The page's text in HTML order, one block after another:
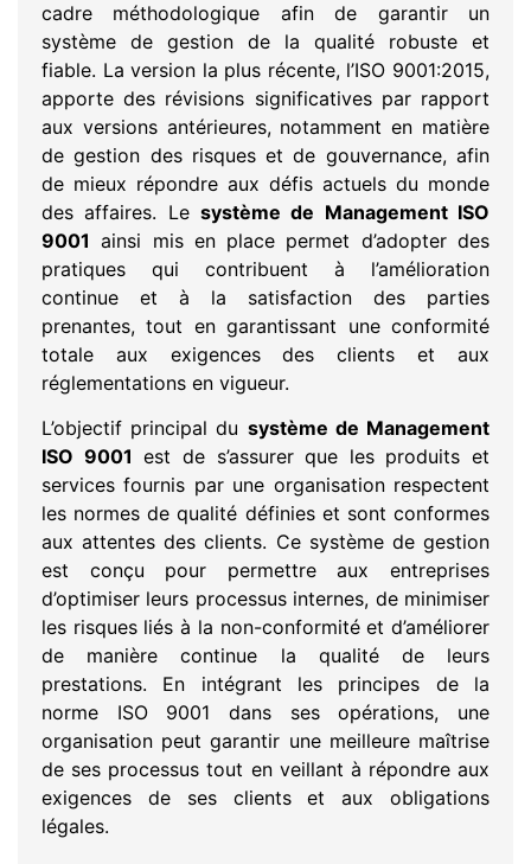
cadre méthodologique afin de garantir un
système de gestion de la qualité robuste et
fiable. La version la plus récente, l’ISO 9001:2015,
apporte des révisions significatives par rapport
aux versions antérieures, notamment en matière
de gestion des risques et de gouvernance, afin
de mieux répondre aux défis actuels du monde
des affaires. Le système de Management ISO
9001 ainsi mis en place permet d’adopter des
pratiques qui contribuent à l’amélioration
continue et à la satisfaction des parties
prenantes, tout en garantissant une conformité
totale aux exigences des clients et aux
réglementations en vigueur.
L’objectif principal du système de Management
ISO 9001 est de s’assurer que les produits et
services fournis par une organisation respectent
les normes de qualité définies et sont conformes
aux attentes des clients. Ce système de gestion
est conçu pour permettre aux entreprises
d’optimiser leurs processus internes, de minimiser
les risques liés à la non-conformité et d’améliorer
de manière continue la qualité de leurs
prestations. En intégrant les principes de la
norme ISO 9001 dans ses opérations, une
organisation peut garantir une meilleure maîtrise
de ses processus tout en veillant à répondre aux
exigences de ses clients et aux obligations
légales.